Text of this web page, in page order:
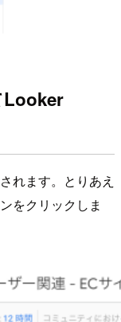
Looker
れます。とりあえ
をクリックしま